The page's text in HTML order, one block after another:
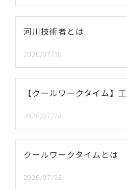
河川技術者とは
2026/07/30
【クールワークタイム】
2026/07/28
クールワークタイムとは
2026/07/28